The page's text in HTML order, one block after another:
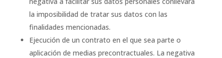
la imposibilidad de tratar sus datos con las
finalidades mencionadas.
Ejecución de un contrato en el que sea parte o
aplicación de medias precontractuales. La negativa